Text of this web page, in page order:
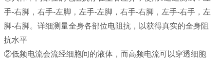
手-右脚，右手-左脚，左手-左脚，右手-右脚，左手-右手，左
脚-右脚。详细测量全身各部位电阻抗，以获得真实的全身阻
抗水平
②低频电流会流经细胞间的液体，而高频电流可以穿透细胞